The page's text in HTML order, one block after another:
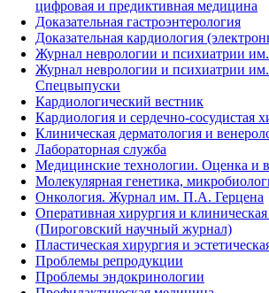
цифровая и предиктивная медицина
Доказательная гастроэнтерология
Доказательная кардиология
Журнал неврологии и психиатрии
Журнал неврологии и психиатрии
Спецвыпуски
Кардиологический вестник
Кардиология и сердечно-сосудистая
Клиническая дерматология и
Лабораторная служба
Медицинские технологии. Оценка и
Молекулярная генетика,
Онкология. Журнал им. П.А. Герцена
Оперативная хирургия и
(Пироговский научный журнал)
Пластическая хирургия и
Проблемы репродукции
Проблемы эндокринологии